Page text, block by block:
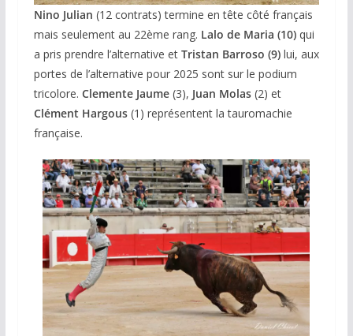
Nino Julian (12 contrats) termine en tête côté français
mais seulement au 22ème rang. Lalo de Maria (10) qui
a pris prendre l’alternative et Tristan Barroso (9) lui, aux
portes de l’alternative pour 2025 sont sur le podium
tricolore. Clemente Jaume(3), Juan Molas(2) et
Clément Hargous (1) représentent la tauromachie
française.